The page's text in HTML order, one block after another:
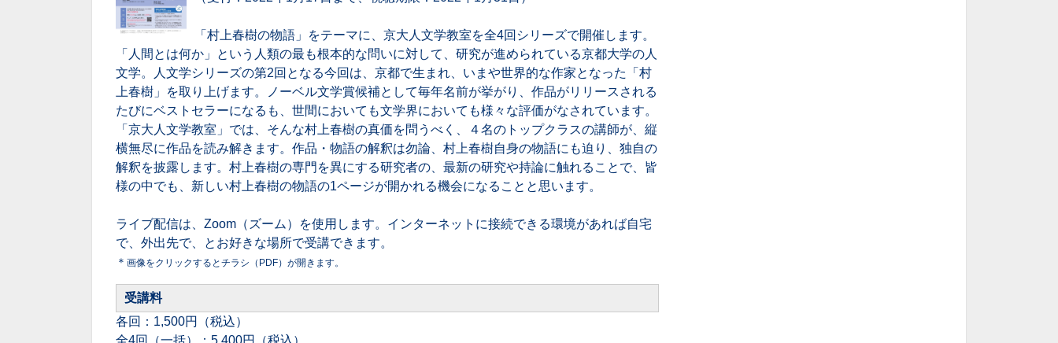
「村上春樹の物語」をテーマに、京大人文学教室を全4回シリーズで開催します。
「人間とは何か」という人類の最も根本的な問いに対して、研究が進められている京都大学の人
文学。人文学シリーズの第2回となる今回は、京都で生まれ、いまや世界的な作家となった「村
上春樹」を取り上げます。ノーベル文学賞候補として毎年名前が挙がり、作品がリリースされる
たびにベストセラーになるも、世間においても文学界においても様々な評価がなされています。
「京大人文学教室」では、そんな村上春樹の真価を問うべく、４名のトップクラスの講師が、縦
横無尽に作品を読み解きます。作品・物語の解釈は勿論、村上春樹自身の物語にも迫り、独自の
解釈を披露します。村上春樹の専門を異にする研究者の、最新の研究や持論に触れることで、皆
様の中でも、新しい村上春樹の物語の1ページが開かれる機会になることと思います。
ライブ配信は、Zoom（ズーム）を使用します。インターネットに接続できる環境があれば自宅
で、外出先で、とお好きな場所で受講できます。
＊ 画像をクリックするとチラシ（PDF）が開きます。
受講料
各回：1,500円（税込）